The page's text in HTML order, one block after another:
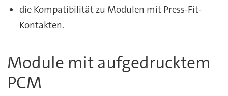
die Kompatibilität zu Modulen mit Press-Fit-
Kontakten.
Module mit aufgedrucktem
PCM